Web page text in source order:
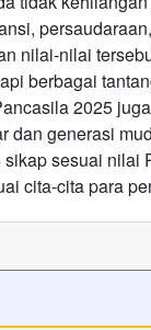
nilai-nilai
berbagai
2025
generasi
sesuai nilai
cita-cita para